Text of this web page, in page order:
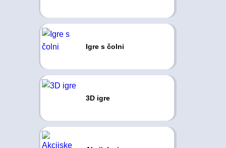
Igre s čolni
3D igre